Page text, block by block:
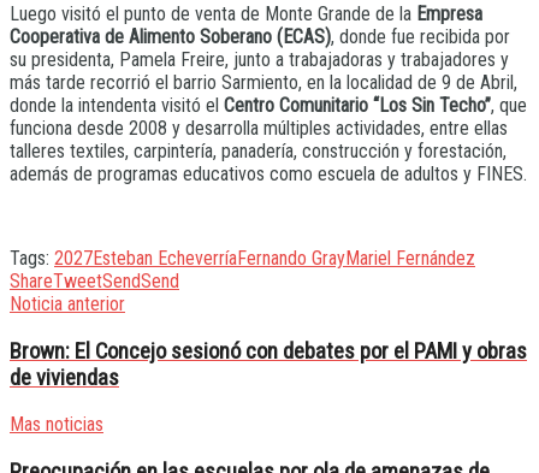
Luego visitó el punto de venta de Monte Grande de la Empresa
Cooperativa de Alimento Soberano (ECAS), donde fue recibida por
su presidenta, Pamela Freire, junto a trabajadoras y trabajadores y
más tarde recorrió el barrio Sarmiento, en la localidad de 9 de Abril,
donde la intendenta visitó el Centro Comunitario “Los Sin Techo”, que
funciona desde 2008 y desarrolla múltiples actividades, entre ellas
talleres textiles, carpintería, panadería, construcción y forestación,
además de programas educativos como escuela de adultos y FINES.
Tags: 2027Esteban EcheverríaFernando GrayMariel Fernández
ShareTweetSendSend
Noticia anterior
Brown: El Concejo sesionó con debates por el PAMI y obras
de viviendas
Mas noticias